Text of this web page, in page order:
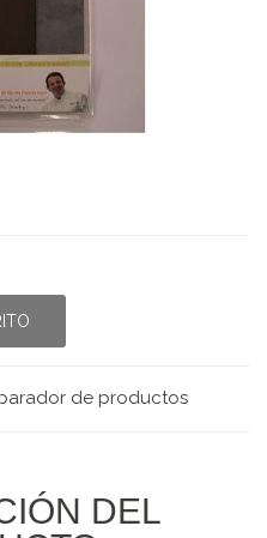
de productos
DEL